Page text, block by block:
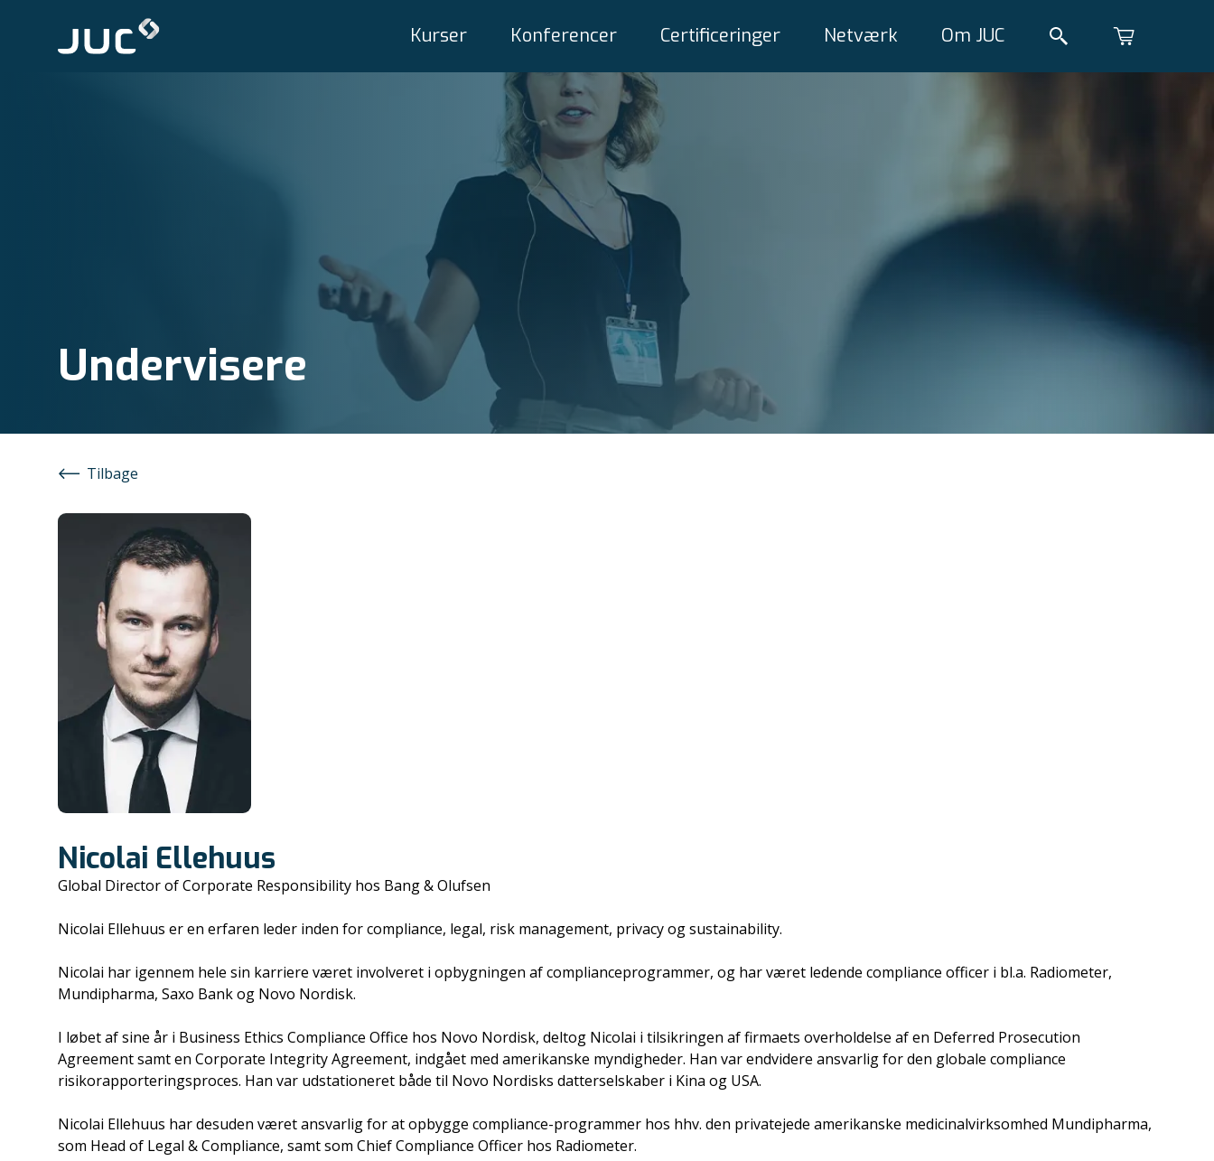
Kurser Konferencer Certificeringer Netværk Om JUC
Undervisere
Tilbage
Nicolai Ellehuus
Global Director of Corporate Responsibility hos Bang & Olufsen
Nicolai Ellehuus er en erfaren leder inden for compliance, legal, risk management, privacy og sustainability.
Nicolai har igennem hele sin karriere været involveret i opbygningen af complianceprogrammer, og har været ledende compliance officer i bl.a. Radiometer,
Mundipharma, Saxo Bank og Novo Nordisk.
I løbet af sine år i Business Ethics Compliance Office hos Novo Nordisk, deltog Nicolai i tilsikringen af firmaets overholdelse af en Deferred Prosecution
Agreement samt en Corporate Integrity Agreement, indgået med amerikanske myndigheder. Han var endvidere ansvarlig for den globale compliance
risikorapporteringsproces. Han var udstationeret både til Novo Nordisks datterselskaber i Kina og USA.
Nicolai Ellehuus har desuden været ansvarlig for at opbygge compliance-programmer hos hhv. den privatejede amerikanske medicinalvirksomhed Mundipharma,
som Head of Legal & Compliance, samt som Chief Compliance Officer hos Radiometer.